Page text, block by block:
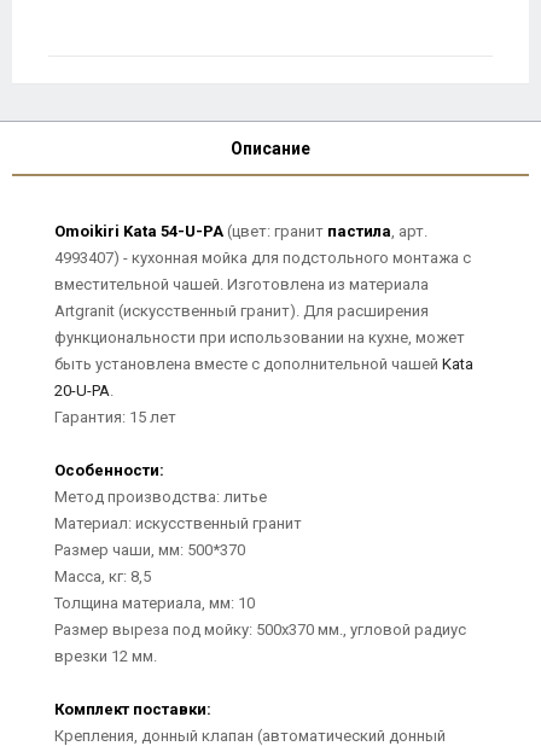
Описание
Omoikiri Kata 54-U-PA (цвет: гранит пастила, арт.
4993407) - кухонная мойка для подстольного монтажа с
вместительной чашей. Изготовлена из материала
Artgranit (искусственный гранит). Для расширения
функциональности при использовании на кухне, может
быть установлена вместе с дополнительной чашей Kata
20-U-PA.
Гарантия: 15 лет
Особенности:
Метод производства: литье
Материал: искусственный гранит
Размер чаши, мм: 500*370
Масса, кг: 8,5
Толщина материала, мм: 10
Размер выреза под мойку: 500х370 мм., угловой радиус
врезки 12 мм.
Комплект поставки:
Крепления, донный клапан (автоматический донный